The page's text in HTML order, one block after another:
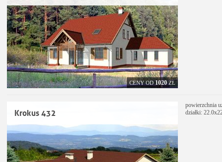
CENY OD1020ZŁ
Krokus 432
powierzchnia
działki: